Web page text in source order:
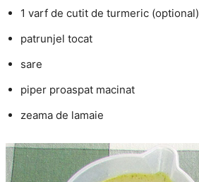
1 varf de cutit de turmeric (optional)
patrunjel tocat
sare
piper proaspat macinat
zeama de lamaie